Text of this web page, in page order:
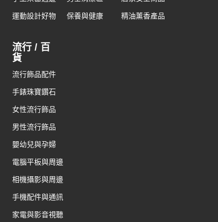
運動設計好物 保養與健康 精油薰香產品
流行 / 百
貨
流行飾品配件
手錶珠寶鑽石
女性流行飾品
男性流行飾品
嬰幼兒與孕婦
電腦平板與周邊
相機攝影與周邊
手機配件與通訊
家電與影音視聽